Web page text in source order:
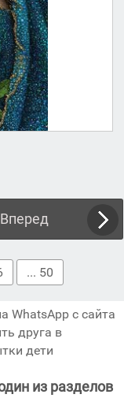
Вперед
... 50
WhatsApp с сайта
друга в
дети
из разделов